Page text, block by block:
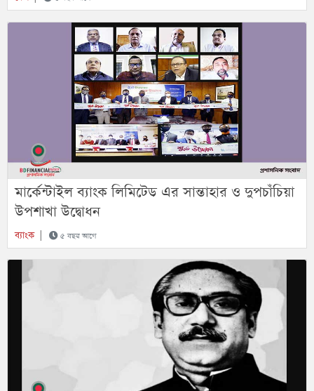
মার্কেন্টাইল ব্যাংক লিমিটেড এর সান্তাহার ও দুপচাঁচিয়া
উপশাখা উদ্বোধন
ব্যাংক| ৫ বছর আগে